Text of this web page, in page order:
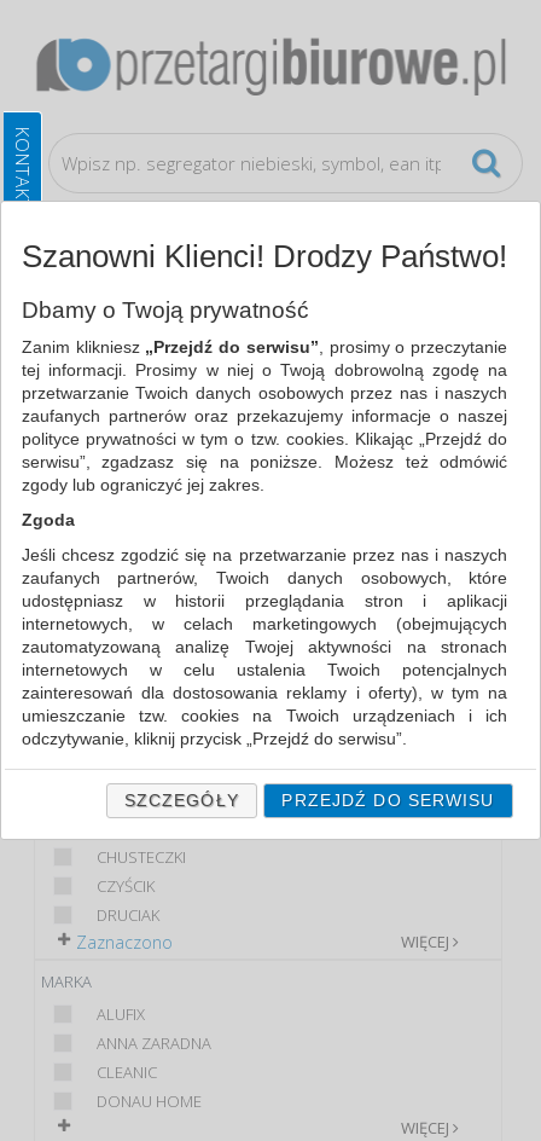
Artykuły higieniczne i dozowniki
sprzątania
WSZYSTKIE KATEGORIE
NAJCHĘTNIEJ WYBIERANE
ARTYKUŁY HIGIENICZNE I DOZOWNIKI
AKCESORIA DO SPRZĄTANIA (5)
FILTRY WIĘCEJ
KLASA
EKONOMICZNE
PREMIUM
STANDARD
CHUSTECZKI
CZYŚCIK
DRUCIAK
WIĘCEJ
Zaznaczono
MARKA
ALUFIX
ANNA ZARADNA
CLEANIC
DONAU HOME
WIĘCEJ
Szanowni Klienci! Drodzy Państwo!
Dbamy o Twoją prywatność
Zanim klikniesz „Przejdź do serwisu” , prosimy o przeczytanie
tej informacji. Prosimy w niej o Twoją dobrowolną zgodę na
przetwarzanie Twoich danych osobowych przez nas i naszych
zaufanych partnerów oraz przekazujemy informacje o naszej
polityce prywatności w tym o tzw. cookies. Klikając „Przejdź do
serwisu”, zgadzasz się na poniższe. Możesz też odmówić
zgody lub ograniczyć jej zakres.
Zgoda
Jeśli chcesz zgodzić się na przetwarzanie przez nas i naszych
zaufanych partnerów, Twoich danych osobowych, które
udostępniasz w historii przeglądania stron i aplikacji
internetowych, w celach marketingowych (obejmujących
zautomatyzowaną analizę Twojej aktywności na stronach
internetowych w celu ustalenia Twoich potencjalnych
zainteresowań dla dostosowania reklamy i oferty), w tym na
umieszczanie tzw. cookies na Twoich urządzeniach i ich
odczytywanie, kliknij przycisk „Przejdź do serwisu”.
Jeśli nie chcesz wyrazić zgody lub ograniczyć jej zakres, kliknij
„Szczegóły”, gdzie znajdziesz wszelkie informacje o tym jak to
zrobić . Te same informacje znajdziesz także na podstronie z
naszą polityką prywatności obowiązującą od 25 maja 2018.
W przypadku użytkowników zalogowanych, ważna jest Państwa
konta. Każda Państwa zgoda jest dobrowolna i można ją w
dowolnym momencie wycofać.
Polityka prywatności (rozwiń)
Klauzula Informacyjna (rozwiń)
Lista Zaufanych Partnerów (rozwiń)
SZCZEGÓŁY PRZEJDŹ DO SERWISU